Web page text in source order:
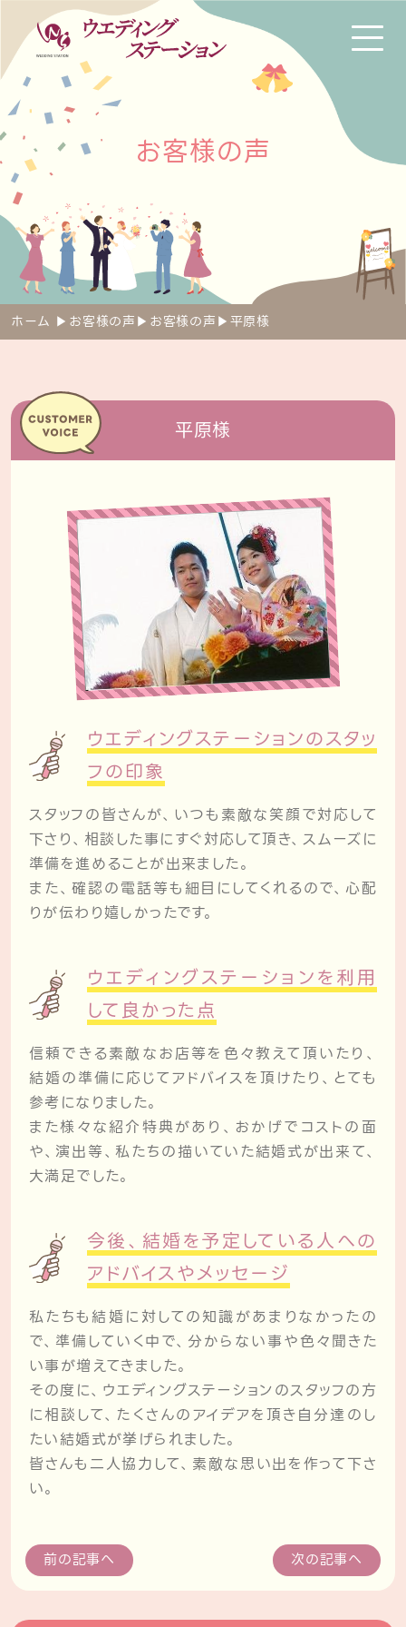
お客様の声
ホーム ▶︎ お客様の声▶︎ お客様の声▶︎平原様
平原様
ウエディングステーションのスタッ
フの印象
スタッフの皆さんが、いつも素敵な笑顔で対応して
下さり、相談した事にすぐ対応して頂き、スムーズに
準備を進めることが出来ました。
また、確認の電話等も細目にしてくれるので、心配
りが伝わり嬉しかったです。
ウエディングステーションを利用
して良かった点
信頼できる素敵なお店等を色々教えて頂いたり、
結婚の準備に応じてアドバイスを頂けたり、とても
参考になりました。
また様々な紹介特典があり、おかげでコストの面
や、演出等、私たちの描いていた結婚式が出来て、
大満足でした。
今後、結婚を予定している人への
アドバイスやメッセージ
私たちも結婚に対しての知識があまりなかったの
で、準備していく中で、分からない事や色々聞きた
い事が増えてきました。
その度に、ウエディングステーションのスタッフの方
に相談して、たくさんのアイデアを頂き自分達のし
たい結婚式が挙げられました。
皆さんも二人協力して、素敵な思い出を作って下さ
い。
前の記事へ 次の記事へ